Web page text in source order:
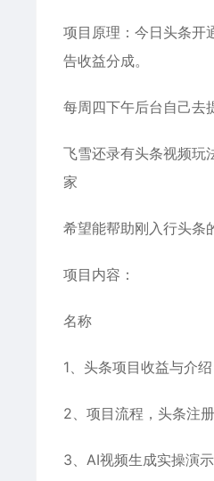
项目原理：今日头条开
告收益分成。
每周四下午后台自己去
飞雪还录有头条视频玩
家
希望能帮助刚入行头条
项目内容：
名称
1、头条项目收益与介绍
2、项目流程，头条注
3、AI视频生成实操演示